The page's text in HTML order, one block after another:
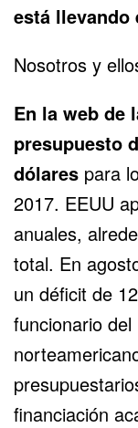
está llevando
Nosotros y
En la web de
presupuesto
dólares para
2017. EEUU
anuales,
total. En
un déficit de
funcionario
financiación